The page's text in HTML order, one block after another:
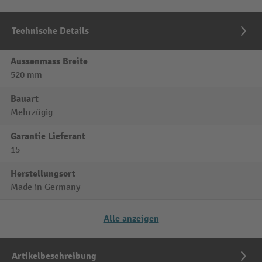
Technische Details
Aussenmass Breite
520 mm
Bauart
Mehrzügig
Garantie Lieferant
15
Herstellungsort
Made in Germany
Alle anzeigen
Artikelbeschreibung